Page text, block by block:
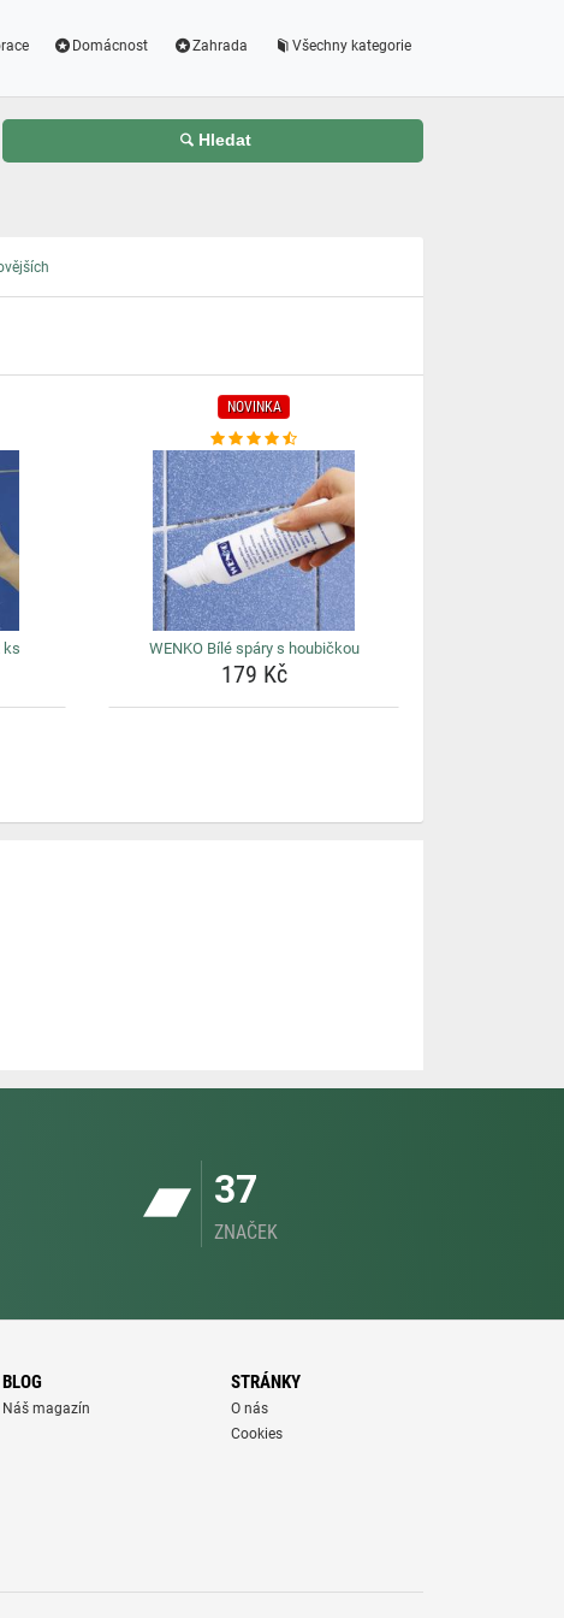
Domácnost Zahrada Všechny kategorie
Hledat
ks
NOVINKA
WENKO Bílé spáry s houbičkou
179 Kč
37
ZNAČEK
BLOG
Náš magazín
STRÁNKY
O nás
Cookies